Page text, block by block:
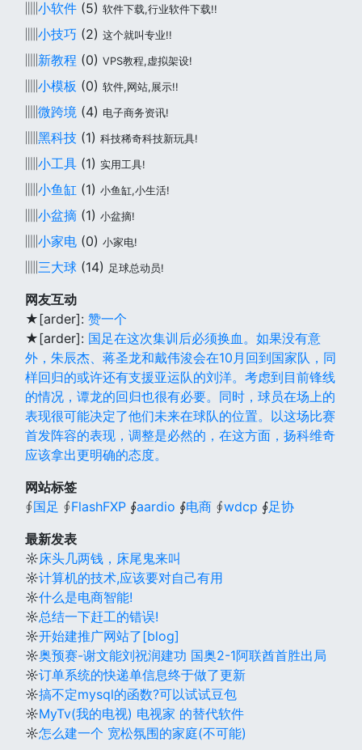
小软件 (5) 软件下载,行业软件下载!!
小技巧 (2) 这个就叫专业!!
新教程 (0) VPS教程,虚拟架设!
小模板 (0) 软件,网站,展示!!
微跨境 (4) 电子商务资讯!
黑科技 (1) 科技稀奇科技新玩具!
小工具 (1) 实用工具!
小鱼缸 (1) 小鱼缸,小生活!
小盆摘 (1) 小盆摘!
小家电 (0) 小家电!
三大球 (14) 足球总动员!
网友互动
★[arder]: 赞一个
★[arder]: 国足在这次集训后必须换血。如果没有意
外，朱辰杰、蒋圣龙和戴伟浚会在10月回到国家队，同
样回归的或许还有支援亚运队的刘洋。考虑到目前锋线
的情况，谭龙的回归也很有必要。同时，球员在场上的
表现很可能决定了他们未来在球队的位置。以这场比赛
首发阵容的表现，调整是必然的，在这方面，扬科维奇
应该拿出更明确的态度。
网站标签
∮国足 ∮FlashFXP ∮aardio ∮电商 ∮wdcp ∮足协
最新发表
☼床头几两钱，床尾鬼来叫
☼计算机的技术,应该要对自己有用
☼什么是电商智能!
☼总结一下赶工的错误!
☼开始建推广网站了[blog]
☼奥预赛-谢文能刘祝润建功 国奥2-1阿联酋首胜出局
☼订单系统的快递单信息终于做了更新
☼搞不定mysql的函数?可以试试豆包
☼MyTv(我的电视) 电视家 的替代软件
☼怎么建一个 宽松氛围的家庭(不可能)